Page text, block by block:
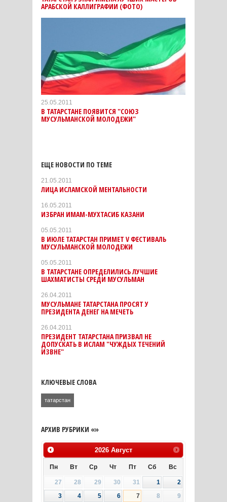
АРАБСКОЙ КАЛЛИГРАФИИ (ФОТО)
25.05.2011
В ТАТАРСТАНЕ ПОЯВИТСЯ "СОЮЗ
МУСУЛЬМАНСКОЙ МОЛОДЕЖИ"
ЕЩЕ НОВОСТИ ПО ТЕМЕ
21.05.2011
ЛИЦА ИСЛАМСКОЙ МЕНТАЛЬНОСТИ
16.05.2011
ИЗБРАН ИМАМ-МУХТАСИБ КАЗАНИ
05.05.2011
В ИЮЛЕ ТАТАРСТАН ПРИМЕТ V ФЕСТИВАЛЬ
МУСУЛЬМАНСКОЙ МОЛОДЕЖИ
05.05.2011
В ТАТАРСТАНЕ ОПРЕДЕЛИЛИСЬ ЛУЧШИЕ
ШАХМАТИСТЫ СРЕДИ МУСУЛЬМАН
26.04.2011
МУСУЛЬМАНЕ ТАТАРСТАНА ПРОСЯТ У
ПРЕЗИДЕНТА ДЕНЕГ НА МЕЧЕТЬ
26.04.2011
ПРЕЗИДЕНТ ТАТАРСТАНА ПРИЗВАЛ НЕ
ДОПУСКАТЬ В ИСЛАМ "ЧУЖДЫХ ТЕЧЕНИЙ
ИЗВНЕ"
КЛЮЧЕВЫЕ СЛОВА
татарстан
АРХИВ РУБРИКИ «»
2026 Август
Пн Вт Ср Чт Пт Сб Вс
27 28 29 30 31 1
2
3
4 5 6 7 8
9